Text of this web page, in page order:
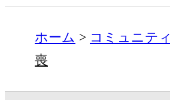
ホーム コミュニティ
喪